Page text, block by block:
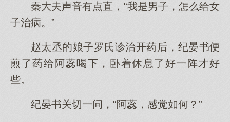
秦大夫声音有点直，“我是男子，怎么给女
子治病。”
赵太丞的娘子罗氏诊治开药后，纪晏书便
煎了药给阿蕊喝下，卧着休息了好一阵才好
些。
纪晏书关切一问，“阿蕊，感觉如何？”